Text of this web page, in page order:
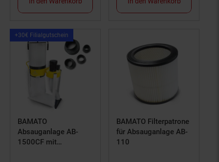
BAMATO
Absauganlage AB-
1500CF mit
+30€ Filialgutschein
Artikel+30€
Filialgutschein
BAMATO Filterpatrone
für Absauganlage AB-
110